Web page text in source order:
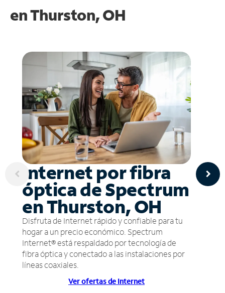
enThurston, OH
Internet por fibra
óptica de Spectrum
en Thurston, OH
Disfruta de Internet rápido y confiable para tu
hogar a un precio económico. Spectrum
Internet® está respaldado por tecnología de
fibra óptica y conectado a las instalaciones por
líneas coaxiales.
Ver ofertas de Internet